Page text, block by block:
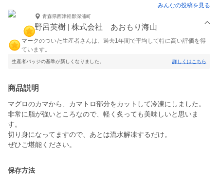
みんなの投稿を見る
青森県西津軽郡深浦町
野呂英樹 | 株式会社 あおもり海山
マークのついた生産者さんは、過去1年間で平均して特に高い評価を得
ています。
生産者バッジの基準が新しくなりました。 詳しくはこちら
商品説明
マグロのカマから、カマトロ部分をカットして冷凍にしました。
非常に脂が強いところなので、軽く炙っても美味しいと思いま
す。
切り身になってますので、あとは流水解凍するだけ。
ぜひご堪能ください。
保存方法